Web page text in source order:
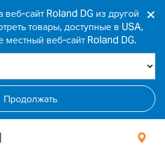
сайт Roland DG из другой
товары, доступные в USA,
местный веб-сайт Roland DG.
Продолжать
×